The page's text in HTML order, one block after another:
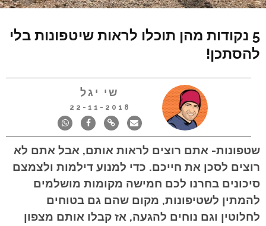
5 נקודות מהן תוכלו לראות שיטפונות בלי
להסתכן!
שי יגל
22-11-2018
שטפונות- אתם רוצים לראות אותם, אבל אתם לא
רוצים לסכן את חייכם. כדי למנוע דילמות ולצמצם
סיכונים בחרנו לכם חמישה מקומות מושלמים
להמתין לשטיפונות, מקום שהם גם בטוחים
לחלוטין וגם נוחים להגעה, אז קבלו אותם מצפון